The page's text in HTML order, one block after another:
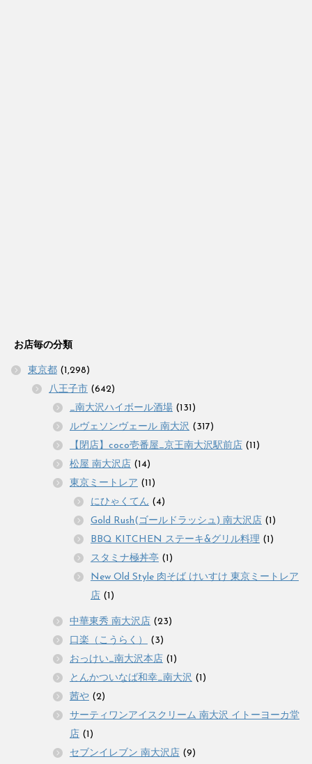
お店毎の分類
東京都 (1,298)
八王子市 (642)
_南大沢ハイボール酒場 (131)
ルヴェソンヴェール 南大沢 (317)
【閉店】coco壱番屋_京王南大沢駅前店 (11)
松屋 南大沢店 (14)
東京ミートレア (11)
にひゃくてん (4)
Gold Rush(ゴールドラッシュ) 南大沢店 (1)
BBQ KITCHEN ステーキ&グリル料理 (1)
スタミナ極丼亭 (1)
New Old Style 肉そば けいすけ 東京ミートレア
店 (1)
中華東秀 南大沢店 (23)
口楽（こうらく）
(3)
おっけい_南大沢本店 (1)
とんかついなば和幸_南大沢 (1)
茜や (2)
サーティワンアイスクリーム 南大沢 イトーヨーカ堂
店 (1)
セブンイレブン 南大沢店 (9)